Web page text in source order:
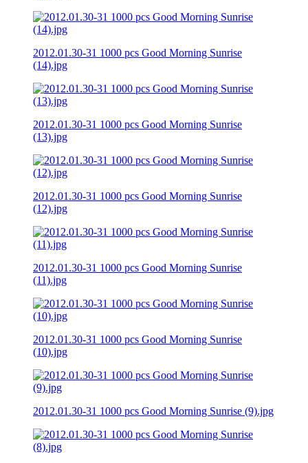
2012.01.30-31 1000 pcs Good Morning Sunrise
(14).jpg
2012.01.30-31 1000 pcs Good Morning Sunrise
(13).jpg
2012.01.30-31 1000 pcs Good Morning Sunrise
(12).jpg
2012.01.30-31 1000 pcs Good Morning Sunrise
(11).jpg
2012.01.30-31 1000 pcs Good Morning Sunrise
(10).jpg
2012.01.30-31 1000 pcs Good Morning Sunrise (9).jpg